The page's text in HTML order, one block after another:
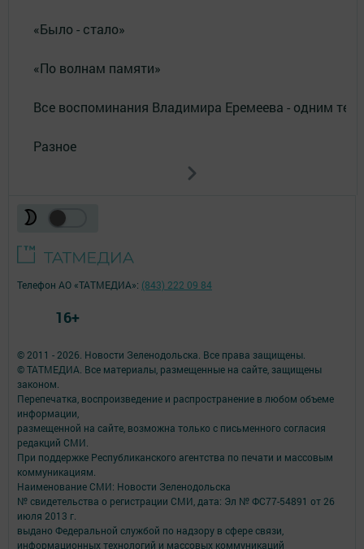
«Было - стало»
«По волнам памяти»
Все воспоминания Владимира Еремеева - одним
Разное
© 2011 - 2026. Новости Зеленодольска. Все права защищены.
© ТАТМЕДИА. Все материалы, размещенные на сайте, защищены
законом.
Перепечатка, воспроизведение и распространение в любом объеме
информации,
размещенной на сайте, возможна только с письменного согласия
редакций СМИ.
При поддержке Республиканского агентства по печати и массовым
коммуникациям.
Наименование СМИ: Новости Зеленодольска
№ свидетельства о регистрации СМИ, дата: Эл № ФС77-54891 от 26
июля 2013 г.
выдано Федеральной службой по надзору в сфере связи,
информационных технологий и массовых коммуникаций
Телефон АО «ТАТМЕДИА»: (843) 222 09 84
16+